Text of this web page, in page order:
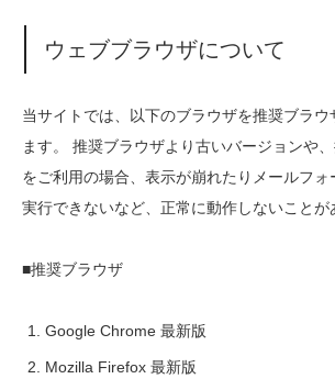
ウェブブラウザについて
当サイトでは、以下のブラウザを推奨ブラウ
ます。 推奨ブラウザより古いバージョンや
をご利用の場合、表示が崩れたりメールフォ
実行できないなど、正常に動作しないことが
■推奨ブラウザ
Google Chrome 最新版
Mozilla Firefox 最新版